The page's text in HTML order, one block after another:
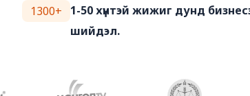
1300+
1-50 хүнтэй жижиг дунд
шийдэл.